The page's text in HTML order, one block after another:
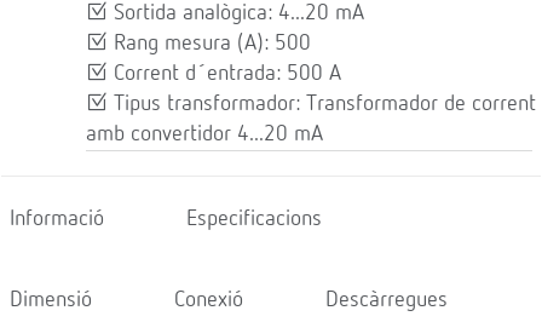
Sortida analògica: 4...20 mA
Rang mesura (A): 500
Corrent d´entrada: 500 A
Tipus transformador: Transformador de corrent
amb convertidor 4...20 mA
Informació Especificacions
Dimensió Conexió Descàrregues